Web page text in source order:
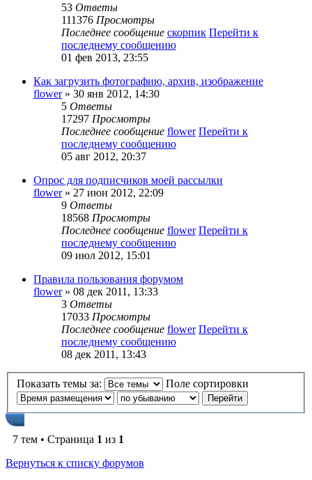
53 Ответы
111376 Просмотры
Последнее сообщение скорпик Перейти к
последнему сообщению
01 фев 2013, 23:55
Как загрузить фотографию, архив, изображение
flower» 30 янв 2012, 14:30
5 Ответы
17297 Просмотры
Последнее сообщение flower Перейти к
последнему сообщению
05 авг 2012, 20:37
Опрос для подписчиков моей рассылки
flower» 27 июн 2012, 22:09
9 Ответы
18568 Просмотры
Последнее сообщение flower Перейти к
последнему сообщению
09 июл 2012, 15:01
Правила пользования форумом
flower» 08 дек 2011, 13:33
3 Ответы
17033 Просмотры
Последнее сообщение flower Перейти к
последнему сообщению
08 дек 2011, 13:43
Показать темы за: Поле сортировки
7 тем • Страница 1 из 1
Вернуться к списку форумов